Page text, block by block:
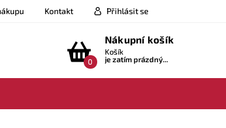
Kontakt Přihlásit se
0
Nákupní košík
Košík
je zatím prázdný...